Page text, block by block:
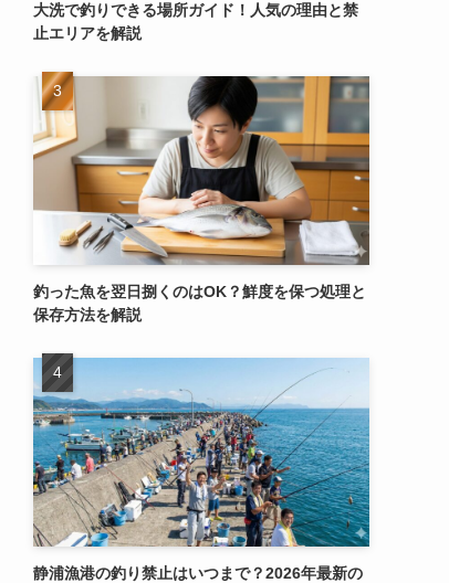
大洗で釣りできる場所ガイド！人気の理由と禁
止エリアを解説
釣った魚を翌日捌くのはOK？鮮度を保つ処理と
保存方法を解説
静浦漁港の釣り禁止はいつまで？2026年最新の